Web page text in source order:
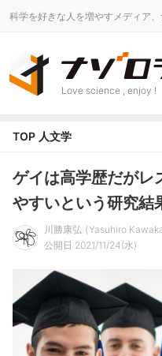
科学を好きな人を増やすメディア、
Love science , enjoy !
TOP 人文学
ゲイは高学歴だがレ
やすいという研究結
川勝康弘
Yasuhiro
公開日 2021/11/24(水)